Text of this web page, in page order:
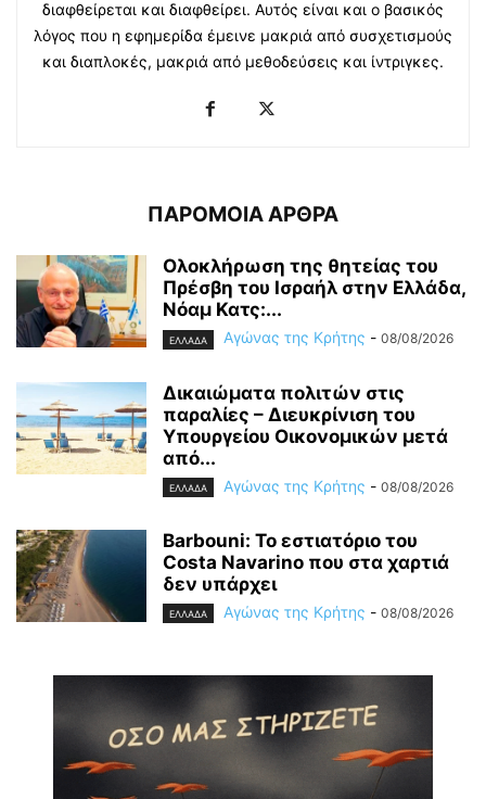
διαφθείρεται και διαφθείρει. Αυτός είναι και ο βασικός
λόγος που η εφημερίδα έμεινε μακριά από συσχετισμούς
και διαπλοκές, μακριά από μεθοδεύσεις και ίντριγκες.
ΠΑΡΟΜΟΙΑ ΑΡΘΡΑ
Ολοκλήρωση της θητείας του
Πρέσβη του Ισραήλ στην Ελλάδα,
Νόαμ Κατς:...
ΕΛΛΑΔΑ Αγώνας της Κρήτης - 08/08/2026
Δικαιώματα πολιτών στις
παραλίες – Διευκρίνιση του
Υπουργείου Οικονομικών μετά
από...
ΕΛΛΑΔΑ Αγώνας της Κρήτης - 08/08/2026
Barbouni: Το εστιατόριο του
Costa Navarino που στα χαρτιά
δεν υπάρχει
ΕΛΛΑΔΑ Αγώνας της Κρήτης - 08/08/2026